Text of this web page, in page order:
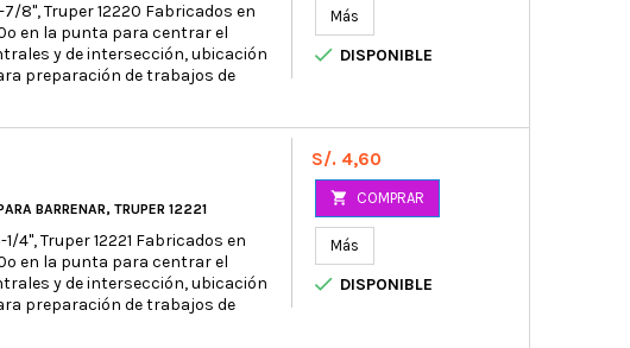
8", Truper 12220 Fabricados en
en la punta para centrar el
y de intersección, ubicación
preparación de trabajos de
Más
 DISPONIBLE
BARRENAR, TRUPER 12221
4", Truper 12221 Fabricados en
en la punta para centrar el
y de intersección, ubicación
preparación de trabajos de
Precio
S/. 4,60
 COMPRAR
Más
 DISPONIBLE